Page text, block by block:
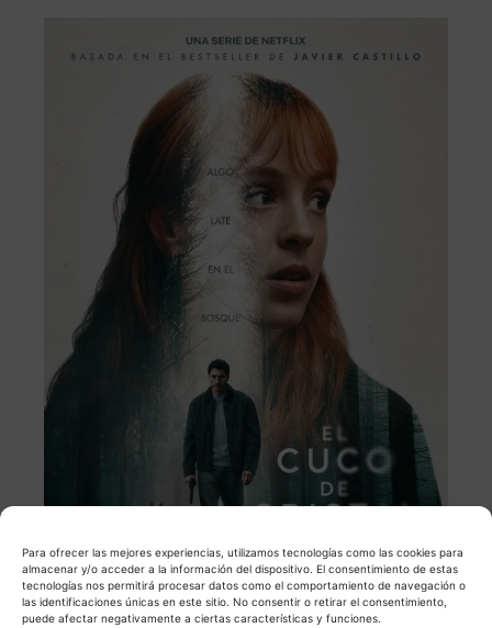
Para ofrecer las mejores experiencias, utilizamos tecnologías como las cookies para
almacenar y/o acceder a la información del dispositivo. El consentimiento de estas
tecnologías nos permitirá procesar datos como el comportamiento de navegación o
las identificaciones únicas en este sitio. No consentir o retirar el consentimiento,
puede afectar negativamente a ciertas características y funciones.